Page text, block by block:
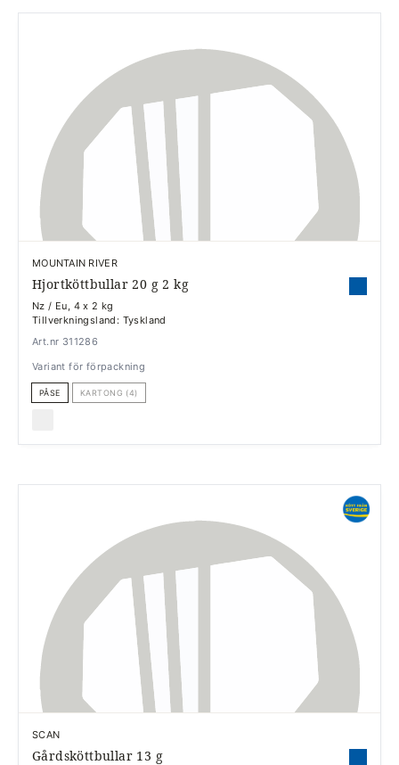
MOUNTAIN RIVER
Hjortköttbullar 20 g 2 kg
Nz / Eu, 4 x 2 kg
Tillverkningsland: Tyskland
Art.nr 311286
Variant för förpackning
PÅSE KARTONG (4)
SCAN
Gårdsköttbullar 13 g